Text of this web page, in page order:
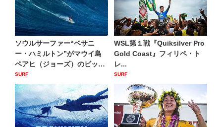
ソウルサーファー“ベサニ
ー・ハミルトン”がマウイ島
ペアヒ（ジョーズ）のビッグ
ウェ...
SURF
WSL第１戦『Quiksilver Pro
Gold Coast』フィリペ・ト
レ...
SURF